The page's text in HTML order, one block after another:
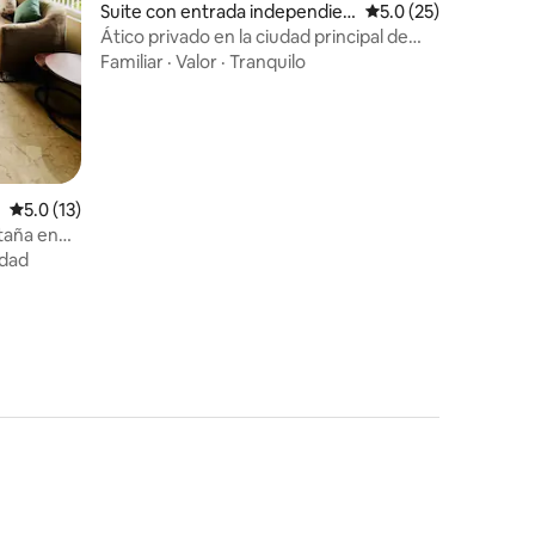
Calificación promedio: 5.0 de 5; 13 evaluaciones
5.0 (13)
en
Suite con entrada independien
te en Dharamsala
Calificación
5.0 (25)
Ático privado en la ciudad principal de
Dharamshala
Familiar · Valor · Tranquilo